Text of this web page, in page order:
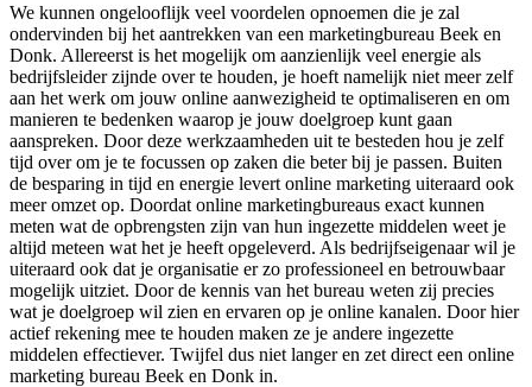
We kunnen ongelooflijk veel voordelen opnoemen die je zal
ondervinden bij het aantrekken van een marketingbureau Beek en
Donk. Allereerst is het mogelijk om aanzienlijk veel energie als
bedrijfsleider zijnde over te houden, je hoeft namelijk niet meer zelf
aan het werk om jouw online aanwezigheid te optimaliseren en om
manieren te bedenken waarop je jouw doelgroep kunt gaan
aanspreken. Door deze werkzaamheden uit te besteden hou je zelf
tijd over om je te focussen op zaken die beter bij je passen. Buiten
de besparing in tijd en energie levert online marketing uiteraard ook
meer omzet op. Doordat online marketingbureaus exact kunnen
meten wat de opbrengsten zijn van hun ingezette middelen weet je
altijd meteen wat het je heeft opgeleverd. Als bedrijfseigenaar wil je
uiteraard ook dat je organisatie er zo professioneel en betrouwbaar
mogelijk uitziet. Door de kennis van het bureau weten zij precies
wat je doelgroep wil zien en ervaren op je online kanalen. Door hier
actief rekening mee te houden maken ze je andere ingezette
middelen effectiever. Twijfel dus niet langer en zet direct een online
marketing bureau Beek en Donk in.